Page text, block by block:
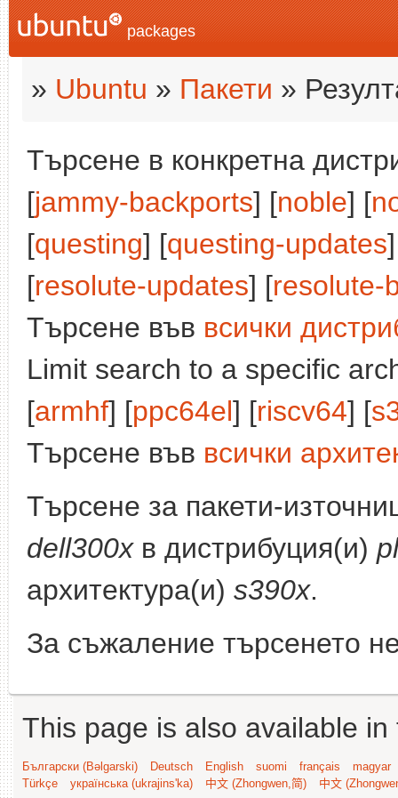
packages
» Ubuntu » Пакети »
Търсене в конкретна
[jammy-backports] [noble] [
[questing] [questing-updates
[resolute-updates] [resolute-
Търсене във всички
Limit search to a specific
[armhf] [ppc64el] [riscv64] [
Търсене във всички
Търсене за пакети-
dell300xв дистрибуция(и)
архитектура(и) s390x.
За съжаление търсенето
This page is also available
Български (Bəlgarski) Deutsch English suomi français
magyar
Türkçe
українська (ukrajins'ka) 中文 (Zhongwen,简) 中文